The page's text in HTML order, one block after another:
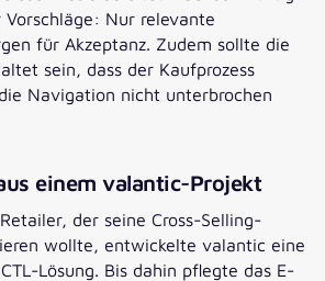
Nur relevante
für Akzeptanz. Zudem sollte die
sein, dass der Kaufprozess
Navigation nicht unterbrochen
einem valantic-Projekt
der seine Cross-Selling-
wollte, entwickelte valantic eine
Lösung. Bis dahin pflegte das E-